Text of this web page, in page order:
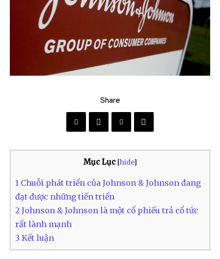
Share
Mục Lục [hide]
1 Chuỗi phát triển của Johnson & Johnson đang
đạt được những tiến triển
2 Johnson & Johnson là một cổ phiếu trả cổ tức
rất lành mạnh
3 Kết luận